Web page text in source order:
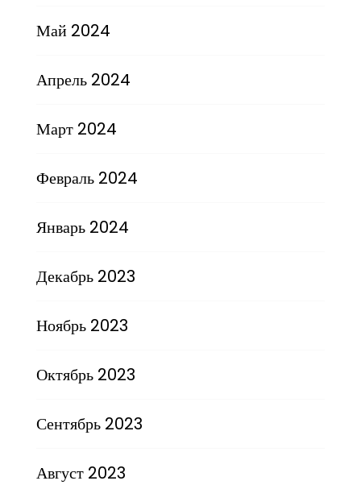
Май 2024
Апрель 2024
Март 2024
Февраль 2024
Январь 2024
Декабрь 2023
Ноябрь 2023
Октябрь 2023
Сентябрь 2023
Август 2023